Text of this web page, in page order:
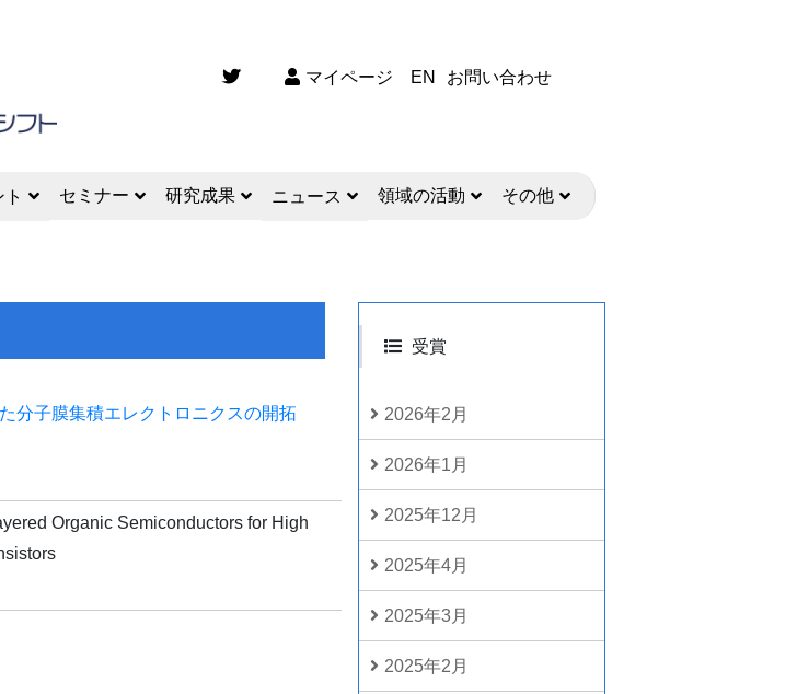
マイページ EN お問い合わせ
セミナー 研究成果 ニュース 領域の活動 その他
受賞
2026年2月
2026年1月
2025年12月
2025年4月
2025年3月
2025年2月
分子膜集積エレクトロニクスの開拓
Organic Semiconductors for High